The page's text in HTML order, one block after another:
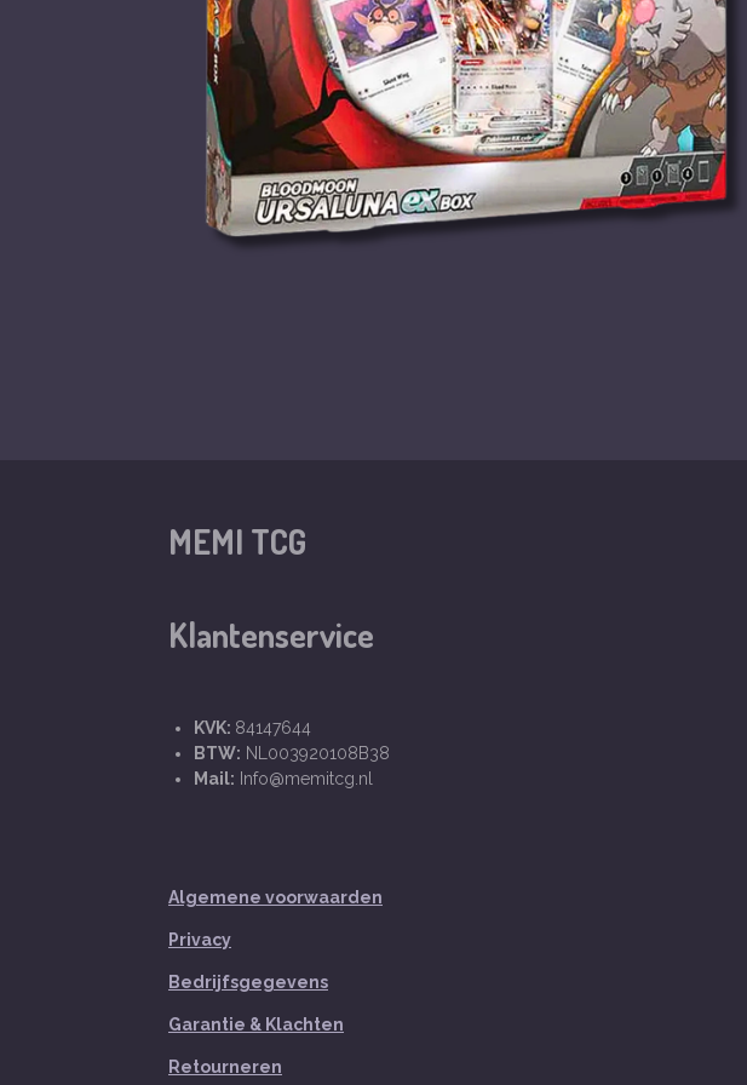
MEMI TCG
Klantenservice
KVK: 84147644
BTW: NL003920108B38
Mail: Info@memitcg.nl
Algemene voorwaarden
Privacy
Bedrijfsgegevens
Garantie & Klachten
Retourneren